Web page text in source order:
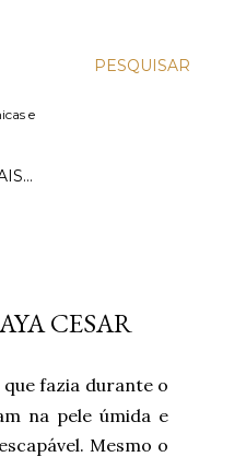
PESQUISAR
e
CESAR
fazia durante o
na pele úmida e
Mesmo o